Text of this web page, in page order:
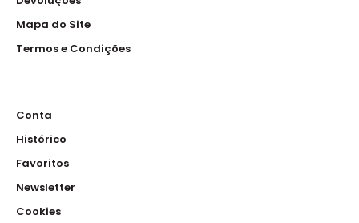
NOVO
Sapatos de trabalho. · Biqueira: não segura. · Palmilha:
Mapa do Site
Termos e Condições
Conta
Histórico
Favoritos
Newsletter
Cookies